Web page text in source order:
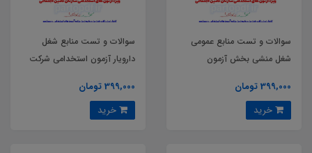
سوالات و تست منابع عمومی
شغل منشی بخش آزمون
سال 1404
399,000 تومان
سوالات و تست منابع شغل
دارویار آزمون استخدامی شرکت
399,000 تومان